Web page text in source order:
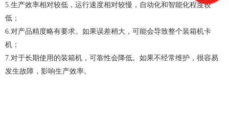
5.生产效率相对较低，运行速度相对较慢，自动化和智能化程度较
低；
6.对产品精度略有要求。如果误差稍大，可能会导致整个装箱机卡
机；
7.对于长期使用的装箱机，可靠性会降低。如果不经常维护，很容易
发生故障，影响生产效率。